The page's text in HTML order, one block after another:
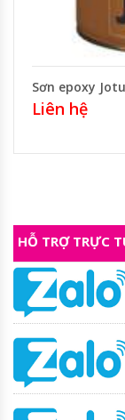
Sơn epoxy
Liên hệ
HỖ TRỢ TRỰC